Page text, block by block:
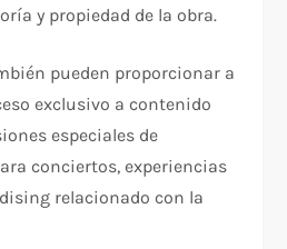
y propiedad de la obra.
pueden proporcionar a
exclusivo a contenido
especiales de
conciertos, experiencias
relacionado con la